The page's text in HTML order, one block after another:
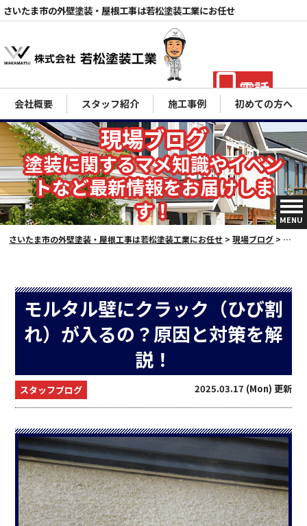
さいたま市の外壁塗装・屋根工事は若松塗装工業にお任せ
電話
MENU
会社概要 スタッフ紹介 施工事例 初めての方へ
現場ブログ
塗装に関するマメ知識やイベン
トなど最新情報をお届けしま
す！
さいたま市の外壁塗装・屋根工事は若松塗装工業にお任せ >現場ブログ > スタ
モルタル壁にクラック（ひび割
れ）が入るの？原因と対策を解
説！
スタッフブログ 2025.03.17 (Mon) 更新